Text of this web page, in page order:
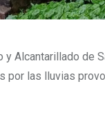
Alcantarillado
las lluvias